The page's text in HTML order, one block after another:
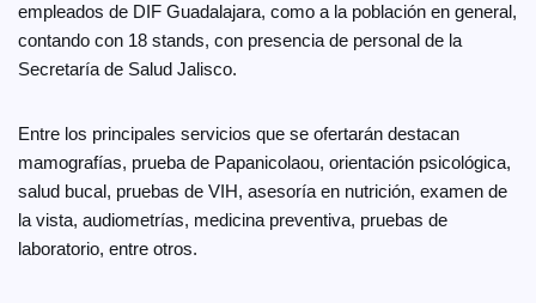
empleados de DIF Guadalajara, como a la población en general,
contando con 18 stands, con presencia de personal de la
Secretaría de Salud Jalisco.
Entre los principales servicios que se ofertarán destacan
mamografías, prueba de Papanicolaou, orientación psicológica,
salud bucal, pruebas de VIH, asesoría en nutrición, examen de
la vista, audiometrías, medicina preventiva, pruebas de
laboratorio, entre otros.